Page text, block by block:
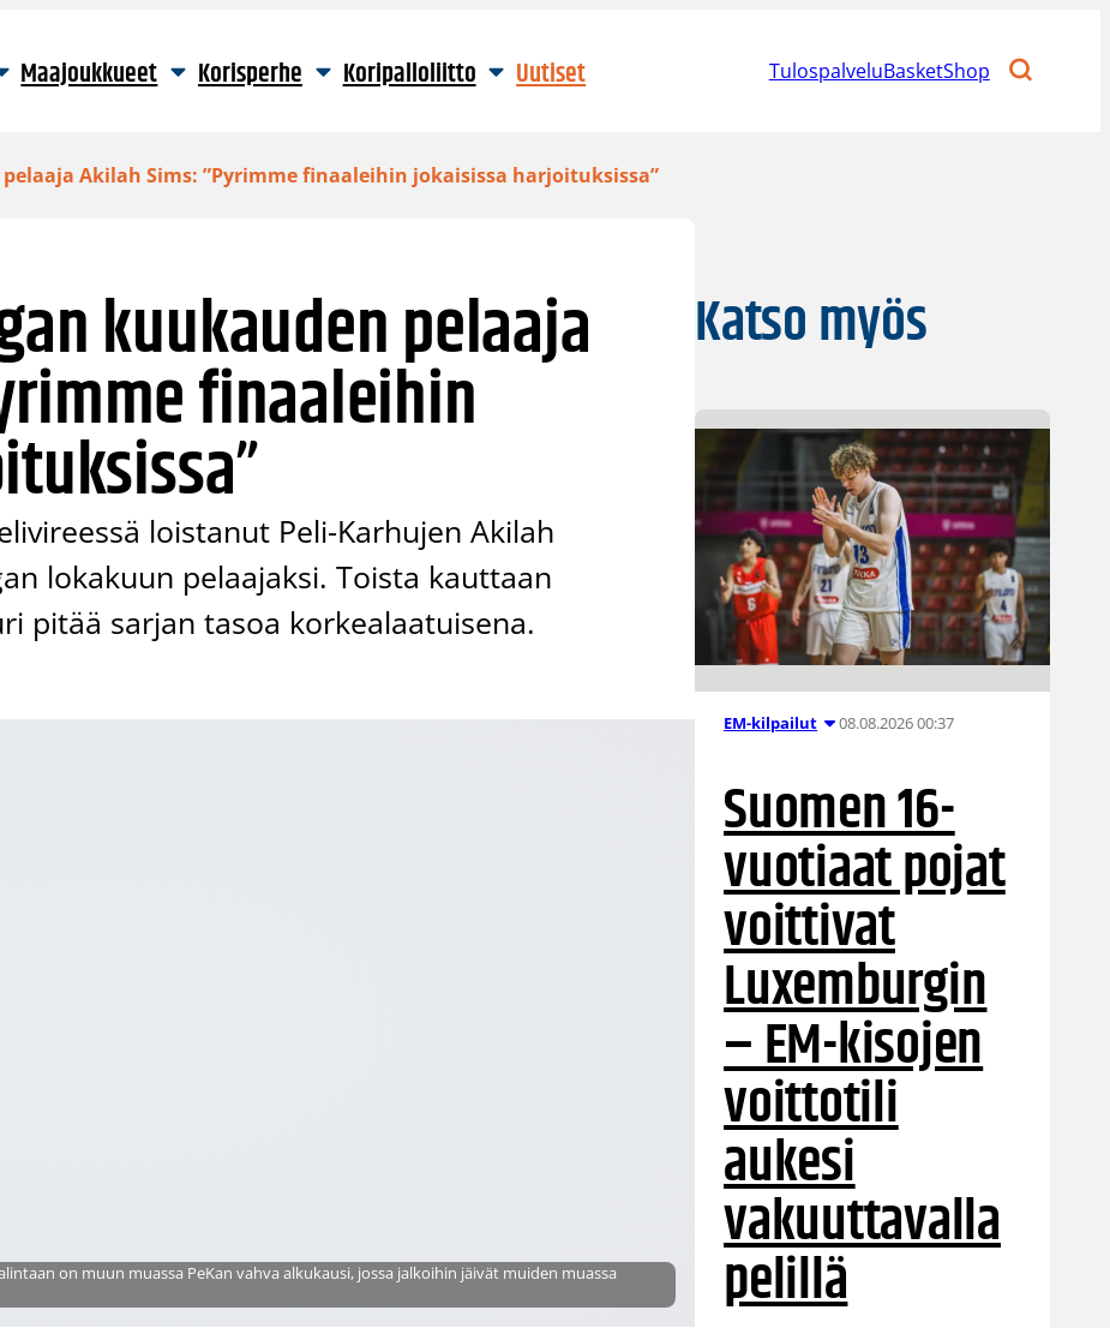
Maajoukkueet Korisperhe Koripalloliitto Uutiset TulospalveluBasketShop
Akilah Sims: ”Pyrimme finaaleihin jokaisissa harjoituksissa”
kuukauden pelaaja
finaaleihin
loistanut Peli-Karhujen Akilah
lokakuun pelaajaksi. Toista kauttaan
pitää sarjan tasoa korkealaatuisena.
on muun muassa PeKan vahva alkukausi, jossa jalkoihin jäivät muiden muassa
Katso myös
EM-kilpailut 08.08.2026 00:37
Suomen 16-
vuotiaat pojat
voittivat
Luxemburgin
– EM-kisojen
voittotili
aukesi
vakuuttavalla
pelillä